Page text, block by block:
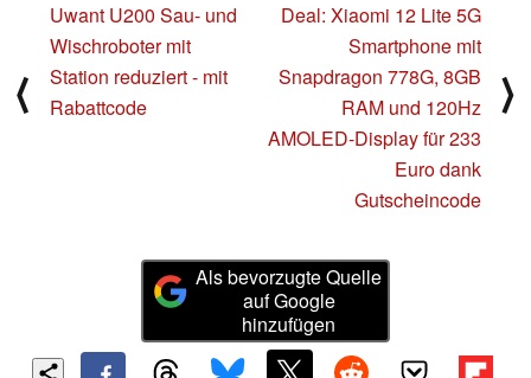
⟨
Uwant U200 Sau- und
Wischroboter mit
Station reduziert - mit
Rabattcode
Deal: Xiaomi 12 Lite 5G
Smartphone mit
Snapdragon 778G, 8GB
RAM und 120Hz
AMOLED-Display für 233
Euro dank
Gutscheincode
⟩
Als bevorzugte Quelle
auf Google
hinzufügen